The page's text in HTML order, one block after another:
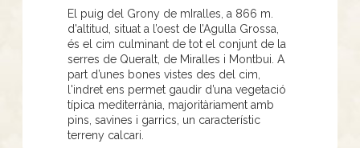
El puig del Grony de mIralles, a 866 m.
d'altitud, situat a l’oest de l’Agulla Grossa,
és el cim culminant de tot el conjunt de la
serres de Queralt, de Miralles i Montbui. A
part d’unes bones vistes des del cim,
l'indret ens permet gaudir d’una vegetació
típica mediterrània, majoritàriament amb
pins, savines i garrics, un característic
terreny calcari.